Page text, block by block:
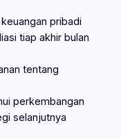
pribadi
tiap akhir bulan
tentang
perkembangan
selanjutnya